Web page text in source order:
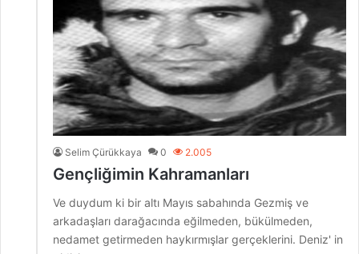
Selim Çürükkaya 0 2.005
Gençliğimin Kahramanları
Ve duydum ki bir altı Mayıs sabahında Gezmiş ve
arkadaşları darağacında eğilmeden, bükülmeden,
nedamet getirmeden haykırmışlar gerçeklerini. Deniz' in